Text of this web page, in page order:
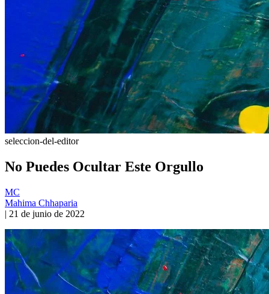
seleccion-del-editor
No Puedes Ocultar Este Orgullo
MC
Mahima Chhaparia
| 21 de junio de 2022